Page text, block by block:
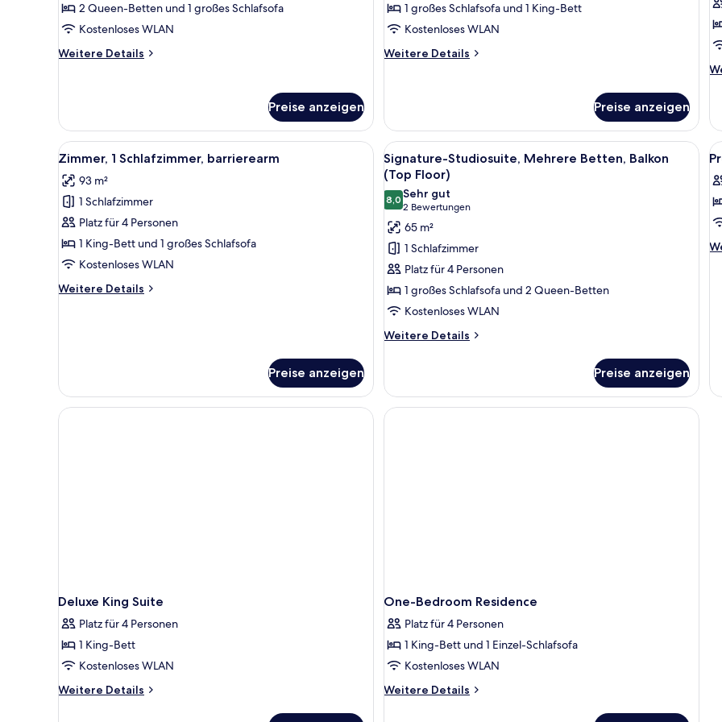
barrierearm
anzeigen
2 Queen-Betten und 1 großes Schlafsofa
Kostenloses WLAN
Weitere Details
Weitere
Mehrere
Betten,
barrierearm
Preise anzeigen
barrierearm
anzeigen
1 großes Schlafsofa und 1 King-Bett
Kostenloses WLAN
Weitere Details
Weitere
Mehrere
Betten,
barrierearm
Preise anzeigen
Alle
Fotos
für
Zimmer,
1
Schlafzimmer,
barrierearm
Zimmer, 1 Schlafzimmer, barrierearm | Bettwäsche aus ägyptischer Baumwolle, hochwertige Bettwaren
7
Zimmer, 1 Schlafzimmer, barrierearm
93 m²
1 Schlafzimmer
Platz für 4 Personen
1 King-Bett und 1 großes Schlafsofa
Kostenloses WLAN
Weitere Details
Weitere
Preise anzeigen
Alle
Fotos
für
Signature-
Studiosuite,
Mehrere
Betten,
Balkon
(Top
Floor)
anzeigen
Signature-Studiosuite, Mehrere
6
Signature-Studiosuite, Mehrere Betten, Balkon
(Top Floor)
8,08,0 von 10
Sehr gut
2 Bewertungen
(2
Bewertungen)
65 m²
1 Schlafzimmer
Platz für 4 Personen
1 großes Schlafsofa und 2 Queen-Betten
Kostenloses WLAN
Weitere Details
Weitere
Studiosuite,
Mehrere
Betten,
Preise anzeigen
Deluxe King Suite
Platz für 4 Personen
1 King-Bett
Kostenloses WLAN
Weitere Details
Weitere
One-Bedroom Residence
Platz für 4 Personen
1 King-Bett und 1 Einzel-Schlafsofa
Kostenloses WLAN
Weitere Details
Weitere